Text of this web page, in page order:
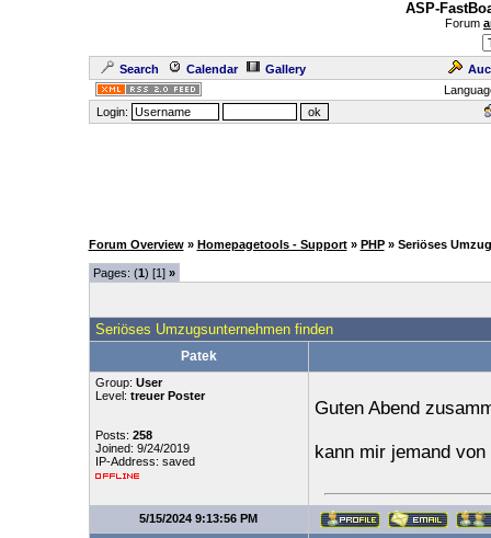
ASP-
Forum
Search Calendar Gallery
Login:
Forum Overview » Homepagetools - Support » PHP » Seriöses
Pages: (1) [1] »
Seriöses Umzugsunternehmen finden
Patek
Group: User
Level: treuer Poster
Posts: 258
Joined: 9/24/2019
IP-Address: saved
Guten Abend
kann mir jemand
5/15/2024 9:13:56 PM